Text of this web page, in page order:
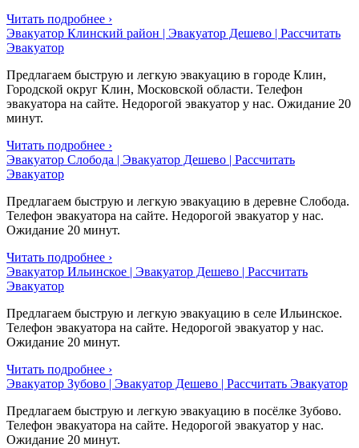
Читать подробнее ›
Эвакуатор Клинский район | Эвакуатор Дешево | Рассчитать
Эвакуатор
Предлагаем быструю и легкую эвакуацию в городе Клин,
Городской округ Клин, Московской области. Телефон
эвакуатора на сайте. Недорогой эвакуатор у нас. Ожидание 20
минут.
Читать подробнее ›
Эвакуатор Слобода | Эвакуатор Дешево | Рассчитать
Эвакуатор
Предлагаем быструю и легкую эвакуацию в деревне Слобода.
Телефон эвакуатора на сайте. Недорогой эвакуатор у нас.
Ожидание 20 минут.
Читать подробнее ›
Эвакуатор Ильинское | Эвакуатор Дешево | Рассчитать
Эвакуатор
Предлагаем быструю и легкую эвакуацию в селе Ильинское.
Телефон эвакуатора на сайте. Недорогой эвакуатор у нас.
Ожидание 20 минут.
Читать подробнее ›
Эвакуатор Зубово | Эвакуатор Дешево | Рассчитать Эвакуатор
Предлагаем быструю и легкую эвакуацию в посёлке Зубово.
Телефон эвакуатора на сайте. Недорогой эвакуатор у нас.
Ожидание 20 минут.